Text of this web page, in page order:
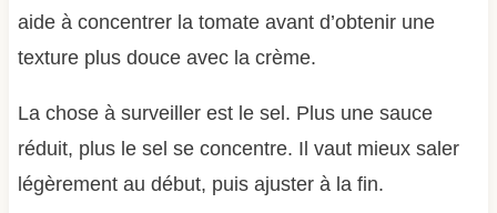
aide à concentrer la tomate avant d’obtenir une
texture plus douce avec la crème.
La chose à surveiller est le sel. Plus une sauce
réduit, plus le sel se concentre. Il vaut mieux saler
légèrement au début, puis ajuster à la fin.